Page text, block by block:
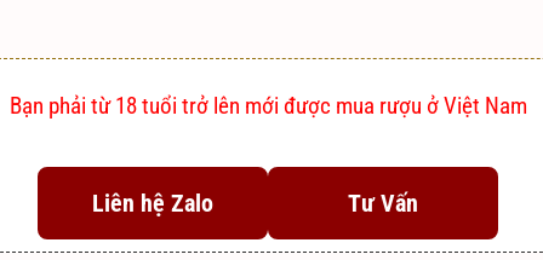
Bạn phải từ 18 tuổi trở lên mới được mua rượu ở Việt Nam
Liên hệ Zalo Tư Vấn